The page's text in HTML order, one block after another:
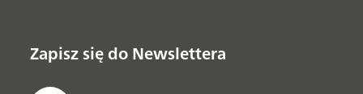
Zapisz się do Newslettera